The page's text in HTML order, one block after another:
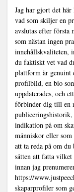
Jag har gjort det
vad som skiljer en
avslutas efter första
som nästan ingen
innehållskvaliteten,
du faktiskt vet vad
plattform är genuint
profilbild, en bio
uppdaterades, och
förbinder dig till en
indikation på om
människor eller
att ta reda på om
sätten att fatta vilket
innan jag
https://
skaparprofiler som